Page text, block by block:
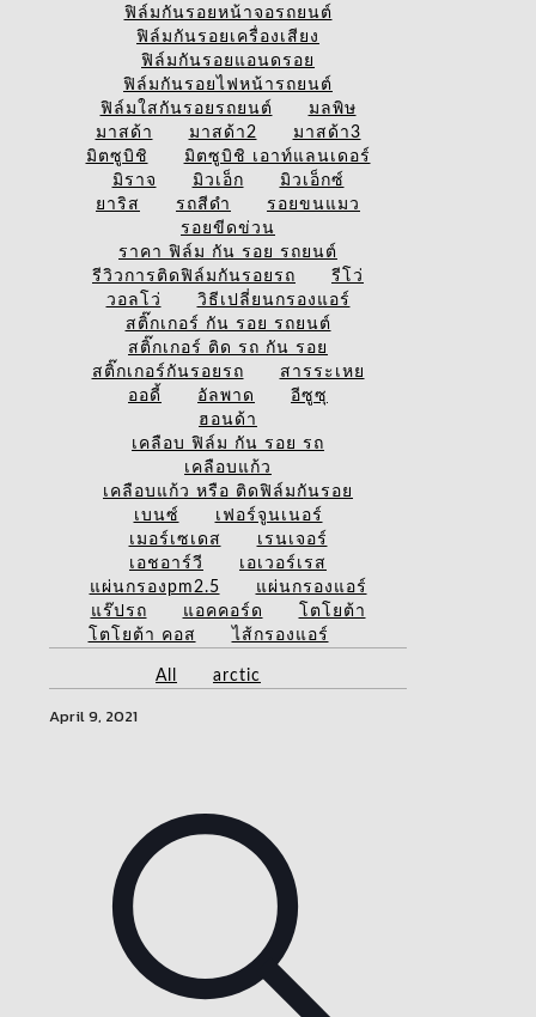
ฟิล์มกันรอยหน้าจอรถยนต์
ฟิล์มกันรอยเครื่องเสียง
ฟิล์มกันรอยแอนดรอย
ฟิล์มกันรอยไฟหน้ารถยนต์
ฟิล์มใสกันรอยรถยนต์
มลพิษ
มาสด้า
มาสด้า2
มาสด้า3
มิตซูบิชิ
มิตซูบิชิ เอาท์แลนเดอร์
มิราจ
มิวเอ็ก
มิวเอ็กซ์
ยาริส
รถสีดำ
รอยขนแมว
รอยขีดข่วน
ราคา ฟิล์ม กัน รอย รถยนต์
รีวิวการติดฟิล์มกันรอยรถ
รีโว่
วอลโว่
วิธีเปลี่ยนกรองแอร์
สติ๊กเกอร์ กัน รอย รถยนต์
สติ๊กเกอร์ ติด รถ กัน รอย
สติ๊กเกอร์กันรอยรถ
สารระเหย
ออดี้
อัลพาด
อีซูซุ
ฮอนด้า
เคลือบ ฟิล์ม กัน รอย รถ
เคลือบแก้ว
เคลือบแก้ว หรือ ติดฟิล์มกันรอย
เบนซ์
เฟอร์จูนเนอร์
เมอร์เซเดส
เรนเจอร์
เอชอาร์วี
เอเวอร์เรส
แผ่นกรองpm2.5
แผ่นกรองแอร์
แร๊ปรถ
แอคคอร์ด
โตโยต้า
โตโยต้า คอส
ไส้กรองแอร์
All arctic
April 9, 2021